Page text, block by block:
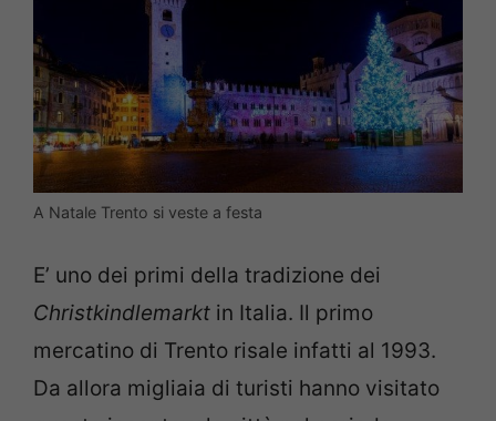
A Natale Trento si veste a festa
E’ uno dei primi della tradizione dei
Christkindlemarkt in Italia. Il primo
mercatino di Trento risale infatti al 1993.
Da allora migliaia di turisti hanno visitato